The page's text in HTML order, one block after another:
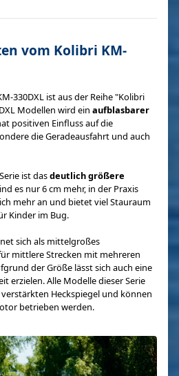
vom Kolibri KM-
330DXL ist aus der Reihe "Kolibri
Modellen wird ein aufblasbarer
positiven Einfluss auf die
die Geradeausfahrt und auch
ist dasdeutlich größere
es nur 6 cm mehr, in der Praxis
mehr an und bietet viel Stauraum
Kinder im Bug.
sich als mittelgroßes
mittlere Strecken mit mehreren
der Größe lässt sich auch eine
erzielen. Alle Modelle dieser Serie
Heckspiegel und können
betrieben werden.